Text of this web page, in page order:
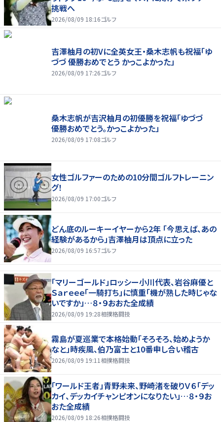
挑戦へ
2026/08/09 18:16ゴルフ
吉澤柚月の初Vに全英女王・桑木志帆も祝福「ゆ
づづ 優勝おめでとう かっこよかった」
2026/08/09 17:26ゴルフ
桑木志帆が吉沢柚月の初優勝を祝福「ゆづづ
優勝おめでとう。かっこよかった」
2026/08/09 17:08ゴルフ
女性ゴルファーのための10分間ゴルフトレーニン
グ！
2026/08/09 17:00ゴルフ
どん底のルーキーイヤーから2年 「今思えば、あの
経験があるから」吉澤柚月は頂点に立った
2026/08/09 16:57ゴルフ
「マリーゴールド」ロッシー小川代表、岩谷麻優と
Ｓａｒｅｅｅ「一騎打ち」に慎重「機が熟した時じゃな
いですか」…８・９おおた全成績
2026/08/09 19:28相撲格闘技
霧島が夏巡業で本格始動「そろそろ、始めようか
なと」時疾風、伯乃富士と10番申し合い稽古
2026/08/09 19:11相撲格闘技
「ワールド王者」青野未来、野崎渚を破りＶ６「デッ
カイ、デッカイチャンピオンになりたい」…８・９お
おた全成績
2026/08/09 18:26相撲格闘技